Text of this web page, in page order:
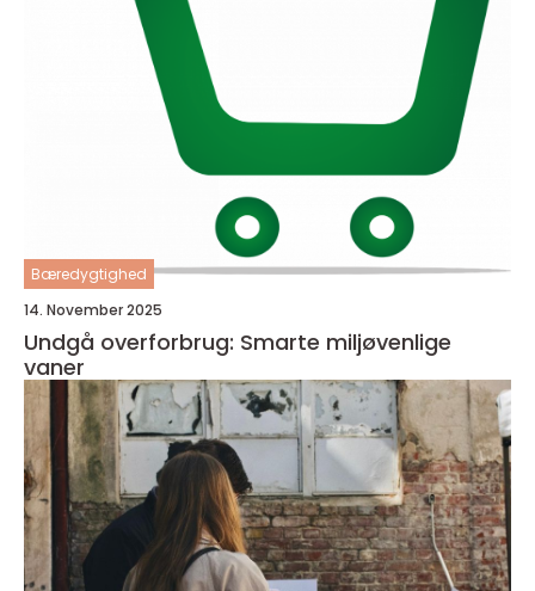
Bæredygtighed
14. November 2025
Undgå overforbrug: Smarte miljøvenlige
vaner